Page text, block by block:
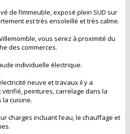
de l’immeuble, exposé plein SUD sur
est très ensoleillé et très calme.
vous serez à proximité du
des commerces.
individuelle électrique.
neuve et travaux il y a
peintures, carrelage dans la
la cuisine.
charges incluant l’eau, le chauffage et